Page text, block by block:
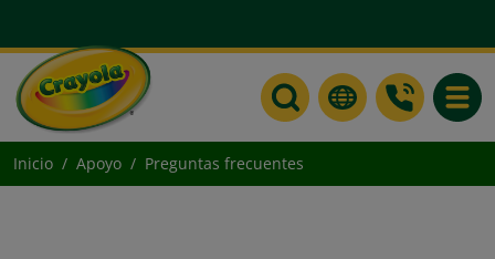
Inicio Apoyo Preguntas frecuentes